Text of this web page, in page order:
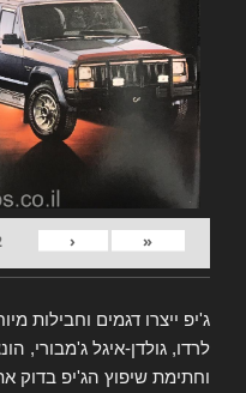
«
‹
ג'יפ ייצרו דגמים וחבילות
לרדו, גולדן-איגל ג'מבורי,
וחתימת שיפוץ הג'יפ בדוק